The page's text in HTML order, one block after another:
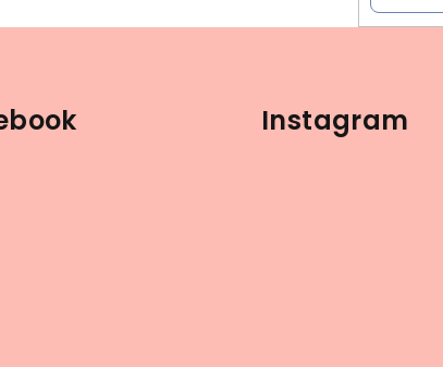
Instagram